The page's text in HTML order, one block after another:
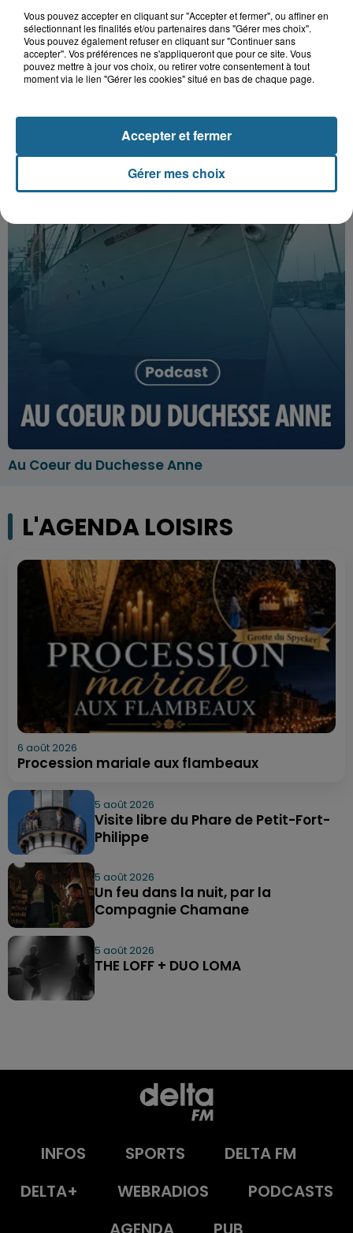
NOS AUTRES PODCASTS
Au Coeur du Duchesse Anne
L'AGENDA LOISIRS
6 août 2026
Procession mariale aux flambeaux
5 août 2026
Visite libre du Phare de Petit-Fort-
Philippe
5 août 2026
Un feu dans la nuit, par la
Compagnie Chamane
5 août 2026
THE LOFF + DUO LOMA
INFOS SPORTS
DELTA FM
DELTA+
WEBRADIOS
PODCASTS
Vous pouvez accepter en cliquant sur "Accepter et fermer", ou affiner en
sélectionnant les finalités et/ou partenaires dans "Gérer mes choix".
Vous pouvez également refuser en cliquant sur "Continuer sans
accepter". Vos préférences ne s'appliqueront que pour ce site. Vous
pouvez mettre à jour vos choix, ou retirer votre consentement à tout
moment via le lien "Gérer les cookies" situé en bas de chaque page.
Gérer mes choix
Accepter et fermer